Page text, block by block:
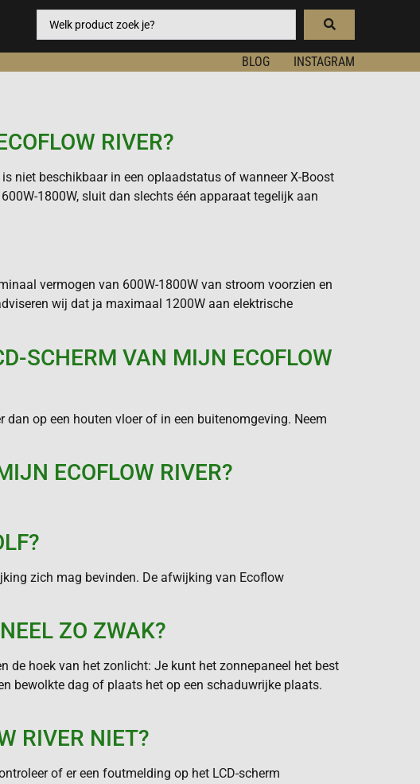
BLOG INSTAGRAM
RIVER?
niet beschikbaar in een oplaadstatus of wanneer X-Boost
1800W, sluit dan slechts één apparaat tegelijk aan
vermogen van 600W-1800W van stroom voorzien en
wij dat ja maximaal 1200W aan elektrische
SCHERM VAN MIJN ECOFLOW
dan op een houten vloer of in een buitenomgeving. Neem
ECOFLOW RIVER?
zich mag bevinden. De afwijking van Ecoflow
ZO ZWAK?
de hoek van het zonlicht: Je kunt het zonnepaneel het best
bewolkte dag of plaats het op een schaduwrijke plaats.
RIVER NIET?
of er een foutmelding op het LCD-scherm